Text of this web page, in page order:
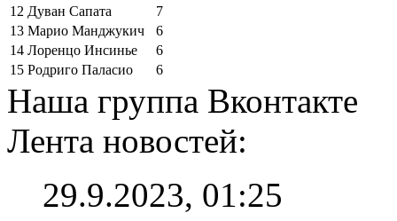
12 Дуван Сапата
7
13 Марио Манджукич
6
14 Лоренцо Инсинье
6
15 Родриго Паласио 6
Наша группа Вконтакте
Лента новостей:
29.9.2023, 01:25